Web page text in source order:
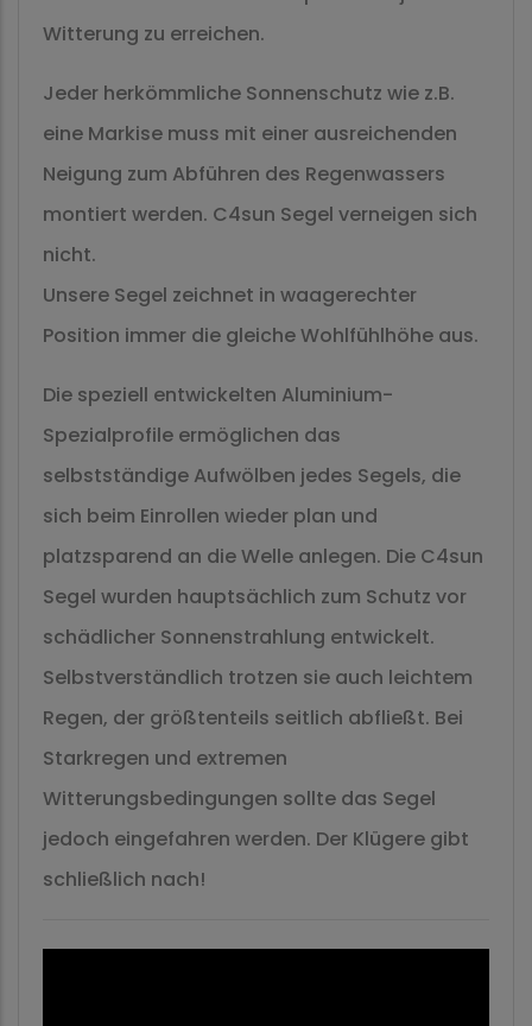
Witterung zu erreichen.
Jeder herkömmliche Sonnenschutz wie z.B.
eine Markise muss mit einer ausreichenden
Neigung zum Abführen des Regenwassers
montiert werden. C4sun Segel verneigen sich
nicht.
Unsere Segel zeichnet in waagerechter
Position immer die gleiche Wohlfühlhöhe aus.
Die speziell entwickelten Aluminium-
Spezialprofile ermöglichen das
selbstständige Aufwölben jedes Segels, die
sich beim Einrollen wieder plan und
platzsparend an die Welle anlegen. Die C4sun
Segel wurden hauptsächlich zum Schutz vor
schädlicher Sonnenstrahlung entwickelt.
Selbstverständlich trotzen sie auch leichtem
Regen, der größtenteils seitlich abfließt. Bei
Starkregen und extremen
Witterungsbedingungen sollte das Segel
jedoch eingefahren werden. Der Klügere gibt
schließlich nach!